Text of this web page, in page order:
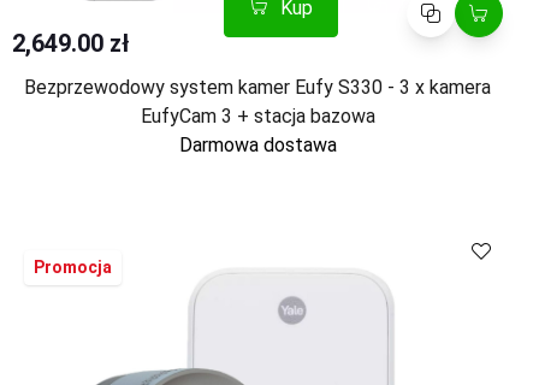
Kup Porównaj
2,649.00 zł
Bezprzewodowy system kamer Eufy S330 - 3 x kamera
EufyCam 3 + stacja bazowa
Darmowa dostawa
Promocja